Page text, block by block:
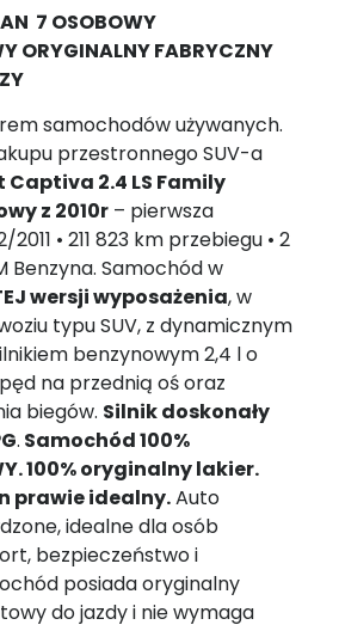
7 OSOBOWY
ORYGINALNY FABRYCZNY
samochodów używanych.
przestronnego SUV-a
Captiva 2.4 LS Family
z 2010r – pierwsza
• 211 823 km przebiegu • 2
Benzyna. Samochód w
wersji wyposażenia, w
typu SUV, z dynamicznym
benzynowym 2,4 l o
na przednią oś oraz
biegów. Silnik doskonały
. Samochód 100%
100% oryginalny lakier.
prawie idealny.Auto
idealne dla osób
bezpieczeństwo i
posiada oryginalny
do jazdy i nie wymaga